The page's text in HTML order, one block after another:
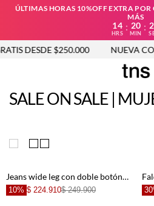
ÚLTIMAS HORAS 10%OFF EXTRA
MÁS
14
HRS
: 20
MIN
:
DESDE $250.000 NUEVA
SALE ON SALE |
Jeans wide leg con doble botón en denim para mujer
10% $ 224.910$ 249.900